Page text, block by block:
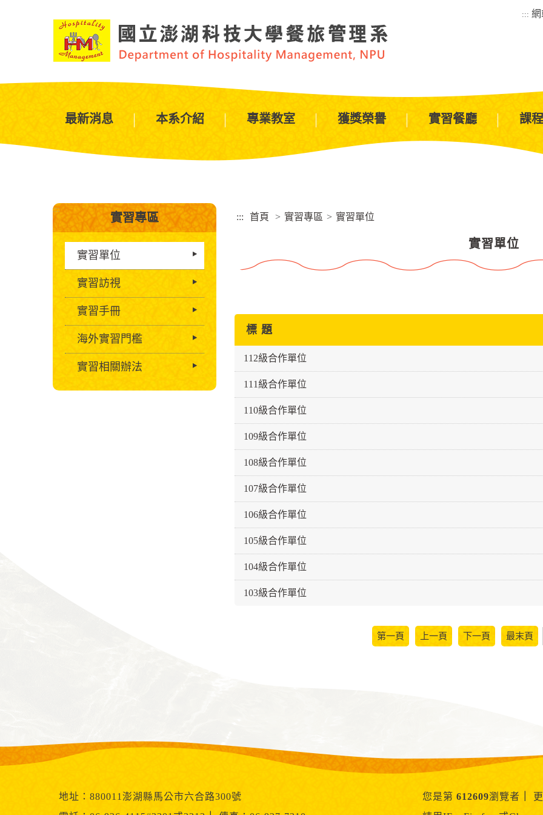
區
::: 網
最新消息 本系介紹 專業教室 獲獎榮譽 實習餐廳 課
:::
實習專區
實習單位
實習訪視
實習手冊
海外實習門檻
實習相關辦法
::: 首頁 > 實習專區 > 實習單位
實習單位
標 題
112級合作單位
111級合作單位
110級合作單位
109級合作單位
108級合作單位
107級合作單位
106級合作單位
105級合作單位
104級合作單位
103級合作單位
第一頁 上一頁 下一頁 最末頁
地址：880011澎湖縣馬公市六合路300號
您是第 612609瀏覽者